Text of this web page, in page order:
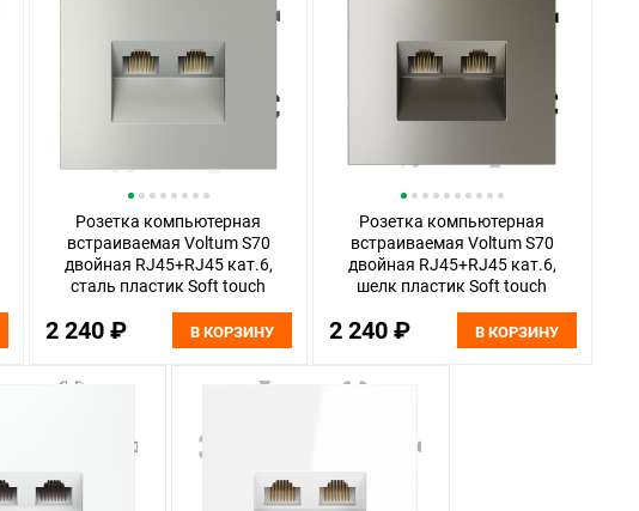
Розетка компьютерная
встраиваемая Voltum S70
двойная RJ45+RJ45 кат.6,
сталь пластик Soft touch
2 240 ₽ В КОРЗИНУ
Розетка компьютерная
встраиваемая Voltum S70
двойная RJ45+RJ45 кат.6,
шелк пластик Soft touch
2 240 ₽ В КОРЗИНУ